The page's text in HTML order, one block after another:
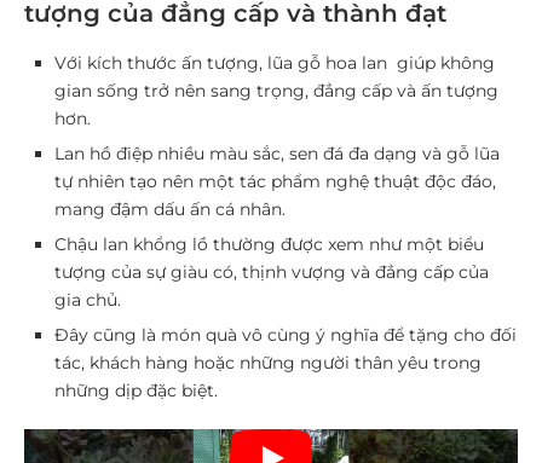
tượng của đẳng cấp và thành đạt
Với kích thước ấn tượng, lũa gỗ hoa lan giúp không
gian sống trở nên sang trọng, đẳng cấp và ấn tượng
hơn.
Lan hồ điệp nhiều màu sắc, sen đá đa dạng và gỗ lũa
tự nhiên tạo nên một tác phẩm nghệ thuật độc đáo,
mang đậm dấu ấn cá nhân.
Chậu lan khổng lồ thường được xem như một biểu
tượng của sự giàu có, thịnh vượng và đẳng cấp của
gia chủ.
Đây cũng là món quà vô cùng ý nghĩa để tặng cho đối
tác, khách hàng hoặc những người thân yêu trong
những dịp đặc biệt.